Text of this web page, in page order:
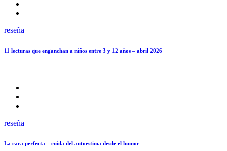
reseña
11 lecturas que enganchan a niños entre 3 y 12 años – abril 2026
reseña
La cara perfecta – cuida del autoestima desde el humor